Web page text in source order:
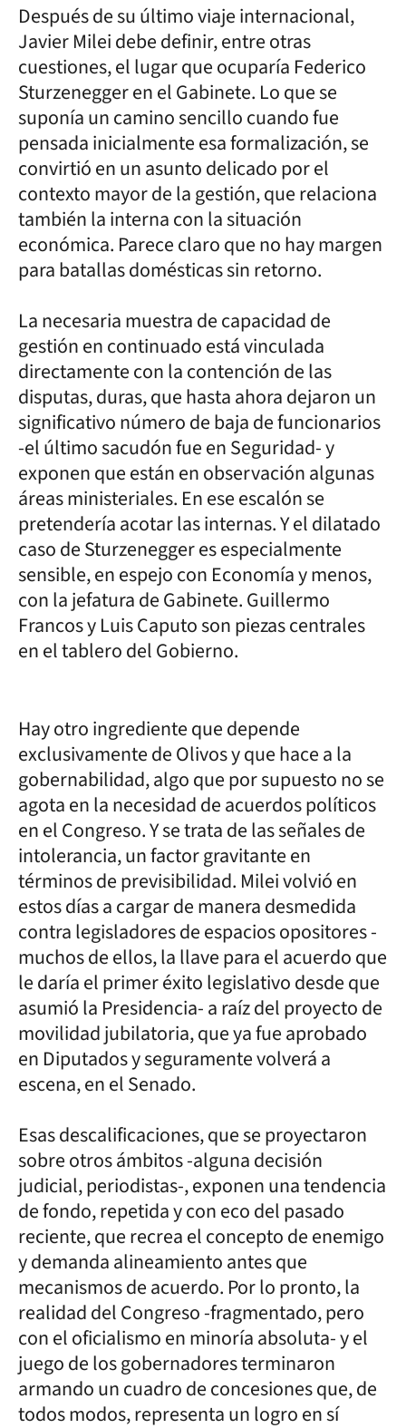
Después de su último viaje internacional,
Javier Milei debe definir, entre otras
cuestiones, el lugar que ocuparía Federico
Sturzenegger en el Gabinete. Lo que se
suponía un camino sencillo cuando fue
pensada inicialmente esa formalización, se
convirtió en un asunto delicado por el
contexto mayor de la gestión, que relaciona
también la interna con la situación
económica. Parece claro que no hay margen
para batallas domésticas sin retorno.
La necesaria muestra de capacidad de
gestión en continuado está vinculada
directamente con la contención de las
disputas, duras, que hasta ahora dejaron un
significativo número de baja de funcionarios
-el último sacudón fue en Seguridad- y
exponen que están en observación algunas
áreas ministeriales. En ese escalón se
pretendería acotar las internas. Y el dilatado
caso de Sturzenegger es especialmente
sensible, en espejo con Economía y menos,
con la jefatura de Gabinete. Guillermo
Francos y Luis Caputo son piezas centrales
en el tablero del Gobierno.
Hay otro ingrediente que depende
exclusivamente de Olivos y que hace a la
gobernabilidad, algo que por supuesto no se
agota en la necesidad de acuerdos políticos
en el Congreso. Y se trata de las señales de
intolerancia, un factor gravitante en
términos de previsibilidad. Milei volvió en
estos días a cargar de manera desmedida
contra legisladores de espacios opositores -
muchos de ellos, la llave para el acuerdo que
le daría el primer éxito legislativo desde que
asumió la Presidencia- a raíz del proyecto de
movilidad jubilatoria, que ya fue aprobado
en Diputados y seguramente volverá a
escena, en el Senado.
Esas descalificaciones, que se proyectaron
sobre otros ámbitos -alguna decisión
judicial, periodistas-, exponen una tendencia
de fondo, repetida y con eco del pasado
reciente, que recrea el concepto de enemigo
y demanda alineamiento antes que
mecanismos de acuerdo. Por lo pronto, la
realidad del Congreso -fragmentado, pero
con el oficialismo en minoría absoluta- y el
juego de los gobernadores terminaron
armando un cuadro de concesiones que, de
todos modos, representa un logro en sí